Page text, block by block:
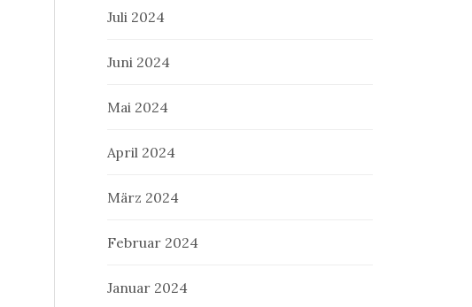
Juli 2024
Juni 2024
Mai 2024
April 2024
März 2024
Februar 2024
Januar 2024